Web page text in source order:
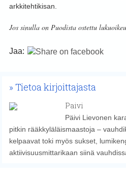
arkkitehtikisan.
Jos sinulla on Puodista ostettu
Jaa:
Tietoa kirjoittajasta
Paivi
Päivi Lievonen
pitkin rääkkyläläismaastoja –
kelpaavat toki myös sukset,
aktiivisuusmittarikaan siinä